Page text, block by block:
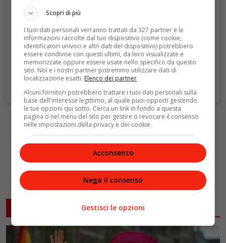
ARTICOLI CORRELATI
Scopri di più
I tuoi dati personali verranno trattati da 327 partner e le
informazioni raccolte dal tuo dispositivo (come cookie,
identificatori univoci e altri dati del dispositivo) potrebbero
essere condivise con questi ultimi, da loro visualizzate e
memorizzate oppure essere usate nello specifico da questo
sito. Noi e i nostri partner potremmo utilizzare dati di
localizzazione esatti. Elenco dei partner.
Alcuni fornitori potrebbero trattare i tuoi dati personali sulla
base dell'interesse legittimo, al quale puoi opporti gestendo
le tue opzioni qui sotto. Cerca un link in fondo a questa
pagina o nel menu del sito per gestire o revocare il consenso
nelle impostazioni della privacy e dei cookie.
Acconsento
Nega il consenso
Gestisci le opzioni